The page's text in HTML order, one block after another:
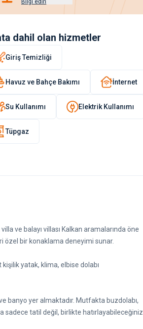
Bilgi edin
dahil olan hizmetler
Giriş Temizliği
Havuz ve Bahçe Bakımı İnternet
Su Kullanımı Elektrik Kullanımı
Tüpgaz
ve balayı villası Kalkan aramalarında öne
özel bir konaklama deneyimi sunar.
yatak, klima, elbise dolabı
banyo yer almaktadır. Mutfakta buzdolabı,
sadece tatil değil, birlikte hatırlayabileceğiniz